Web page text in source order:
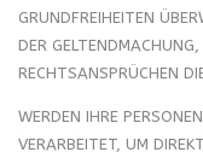
GRUNDFREIHEITEN
DER
RECHTSANSPRÜCHEN
WERDEN IHRE
VERARBEITET, UM